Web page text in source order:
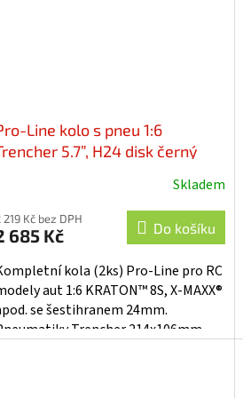
Line kolo s pneu 1:6
5.7”, H24 disk černý
Skladem
219 Kč bez DPH
685 Kč Do košíku
kola (2ks) Pro-Line pro RC
aut 1:6 KRATON™ 8S, X-MAXX®
se šestihranem 24mm.
Trencher 214x106mm,